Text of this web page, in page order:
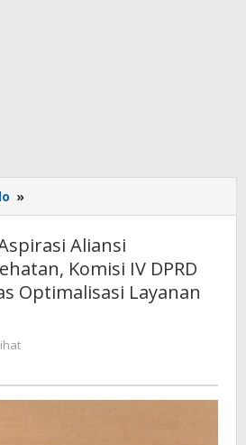
»
Lanjuti
Aliansi
Mahasiswa
Kesehatan,
Bahas
Optimalisasi
Aliansi
Komisi IV DPRD
Optimalisasi Layanan